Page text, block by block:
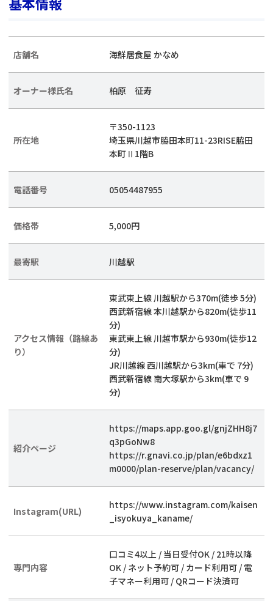
店舗名 海鮮居食屋 かなめ
オーナー様氏名 柏原 征寿
所在地
〒350-1123
埼玉県川越市脇田本町11-23RISE脇田
本町Ⅱ1階B
電話番号 05054487955
価格帯 5,000円
最寄駅 川越駅
アクセス情報（路線あ
り）
東武東上線 川越駅から370m(徒歩 5分)
西武新宿線 本川越駅から820m(徒歩11
分)
東武東上線 川越市駅から930m(徒歩12
分)
JR川越線 西川越駅から3km(車で 7分)
西武新宿線 南大塚駅から3km(車で 9
分)
紹介ページ
https://maps.app.goo.gl/gnjZHH8j7
q3pGoNw8
https://r.gnavi.co.jp/plan/e6bdxz1
m0000/plan-reserve/plan/vacancy/
Instagram(URL)
https://www.instagram.com/kaisen
_isyokuya_kaname/
専門内容
口コミ4以上 / 当日受付OK / 21時以降
OK / ネット予約可 / カード利用可 / 電
子マネー利用可 / QRコード決済可